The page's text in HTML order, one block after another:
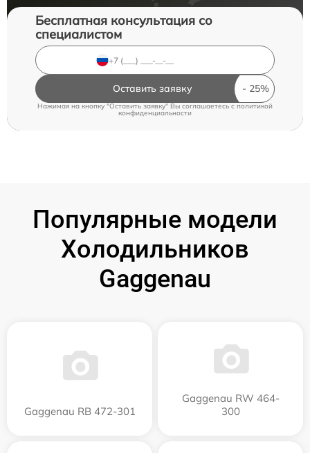
Бесплатная консультация со
специалистом
Оставить заявку
Нажимая на кнопку "Оставить заявку" Вы соглашаетесь cполитикой
конфиденциальности
Популярные модели
Холодильников
Gaggenau
Gaggenau RB 472-301
Gaggenau RW 464-
300